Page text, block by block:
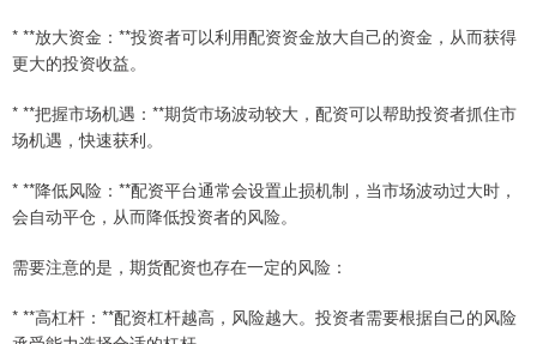
* **放大资金：**投资者可以利用配资资金放大自己的资金，从而获得
更大的投资收益。
* **把握市场机遇：**期货市场波动较大，配资可以帮助投资者抓住市
场机遇，快速获利。
* **降低风险：**配资平台通常会设置止损机制，当市场波动过大时，
会自动平仓，从而降低投资者的风险。
需要注意的是，期货配资也存在一定的风险：
* **高杠杆：**配资杠杆越高，风险越大。投资者需要根据自己的风险